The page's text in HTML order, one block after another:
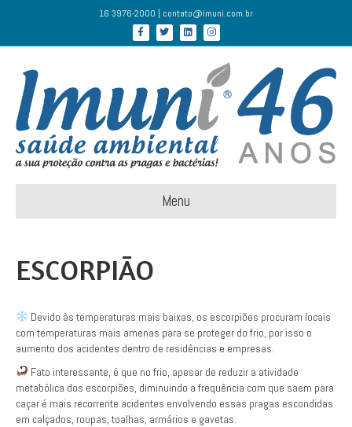
16 3976-2000 | contato@imuni.com.br
FacebookTwitterLinkedinInstagram
Menu
ESCORPIÃO
Devido às temperaturas mais baixas, os escorpiões procuram locais
com temperaturas mais amenas para se proteger do frio, por isso o
aumento dos acidentes dentro de residências e empresas.
Fato interessante, é que no frio, apesar de reduzir a atividade
metabólica dos escorpiões, diminuindo a frequência com que saem para
caçar é mais recorrente acidentes envolvendo essas pragas escondidas
em calçados, roupas, toalhas, armários e gavetas.